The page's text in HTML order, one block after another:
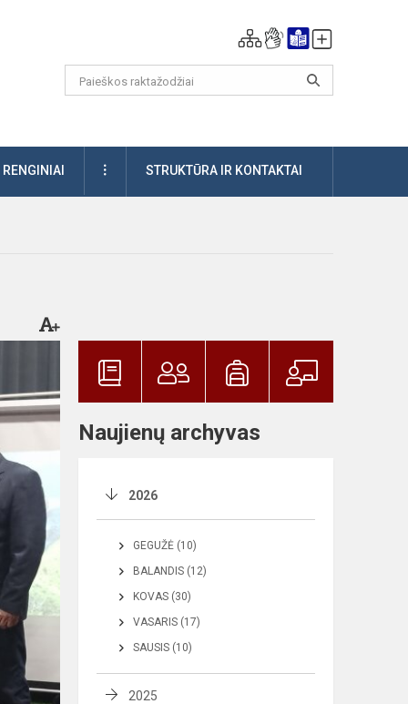
RENGINIAI DAUGIAUSTRUKTŪRA IR KONTAKTAI
Naujienų archyvas
2026
GEGUŽĖ (10)
BALANDIS (12)
KOVAS (30)
VASARIS (17)
SAUSIS (10)
2025